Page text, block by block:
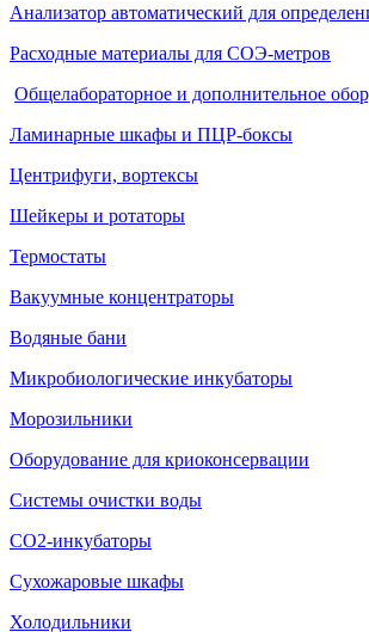
Анализатор автоматический для
Расходные материалы для СОЭ-метров
Общелабораторное и дополнительное
Ламинарные шкафы и ПЦР-боксы
Центрифуги, вортексы
Шейкеры и ротаторы
Термостаты
Вакуумные концентраторы
Водяные бани
Микробиологические инкубаторы
Морозильники
Оборудование для криоконсервации
Системы очистки воды
СО2-инкубаторы
Сухожаровые шкафы
Холодильники